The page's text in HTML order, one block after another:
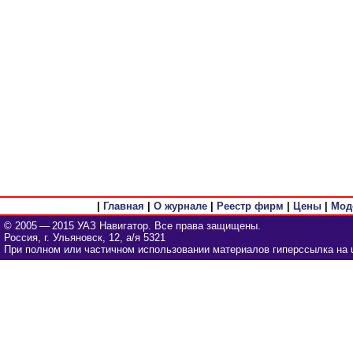
Главная О журнале| Реестр фирм Цены|
© 2005 — 2015 УАЗ Навигатор. Все права защищены.
Россия, г. Ульяновск, 12, а/я 5321
При полном или частичном использовании материалов гиперссылка на